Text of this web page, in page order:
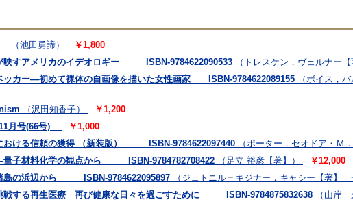
（池田勇諦）
￥1,800
映すアメリカのイデオロギー ISBN-9784622090533
（トレスケン，ヴェルナー
ッカー―初めて裸体の自画像を描いた女性画家 ISBN-9784622089155
（ボイス，
（沢田知香子）
￥1,200
月号(66号)
￥1,000
おける信頼の獲得 （新装版） ISBN-9784622097440
（ポーター，セオドア・Ｍ
―量子材料化学の観点から ISBN-9784782708422
（足立 裕彦【著】）
￥12,000
島の浜辺から ISBN-9784622095897
（ジェトニル＝キジナー，キャシー【著】
戦する再生医療 再び健康な日々を過ごすために ISBN-9784875832638
（山岸